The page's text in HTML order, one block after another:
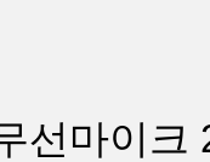
선마이크